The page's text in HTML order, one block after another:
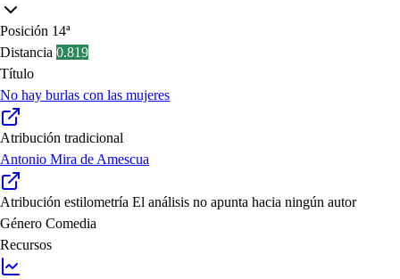
Posición 14ª
Distancia 0.819
Título
No hay burlas con las mujeres
Atribución tradicional
Antonio Mira de Amescua
Atribución estilometría El análisis no apunta hacia ningún autor
Género Comedia
Recursos